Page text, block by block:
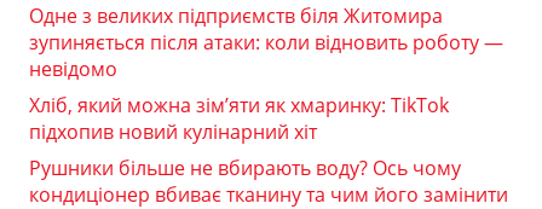
Одне з великих підприємств біля Житомира
зупиняється після атаки: коли відновить роботу —
невідомо
Хліб, який можна зім’яти як хмаринку: TikTok
підхопив новий кулінарний хіт
Рушники більше не вбирають воду? Ось чому
кондиціонер вбиває тканину та чим його замінити